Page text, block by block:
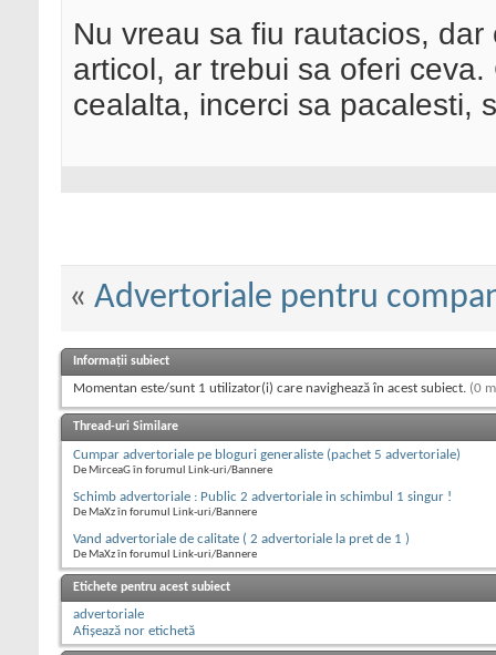
Nu vreau sa fiu rautacios,
articol, ar trebui sa oferi
cealalta, incerci sa pacalesti,
« Advertoriale pentru
Informații subiect
Momentan este/sunt 1 utilizator(i) care navighează în acest subiect. (0
Thread-uri Similare
Cumpar advertoriale pe bloguri generaliste (pachet 5 advertoriale)
De MirceaG în forumul Link-uri/Bannere
Schimb advertoriale : Public 2 advertoriale in schimbul 1 singur !
De MaXz în forumul Link-uri/Bannere
Vand advertoriale de calitate ( 2 advertoriale la pret de 1 )
De MaXz în forumul Link-uri/Bannere
Etichete pentru acest subiect
advertoriale
Afișează nor etichetă